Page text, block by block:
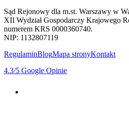
Sąd Rejonowy dla m.st. Warszawy w
XII Wydział Gospodarczy Krajowego
numerem KRS 0000360740.
NIP: 1132807119
RegulaminBlogMapa stronyKontakt
4.3/5 Google Opinie